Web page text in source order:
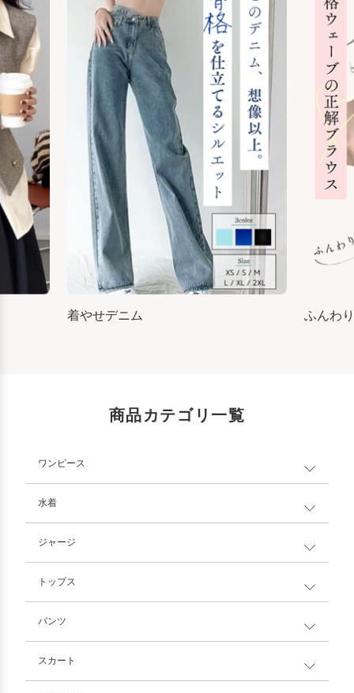
着やせデニム ふんわ
商品カテゴリ一覧
ワンピース
水着
ジャージ
トップス
パンツ
スカート